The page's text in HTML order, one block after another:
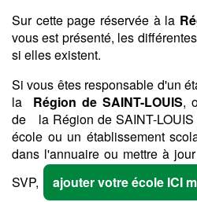
Sur cette page réservée à la
vous est présenté, les
si elles existent.
Si vous êtes responsable d'un
la Région de SAINT-LOUIS,
de la Région de SAINT-LOUIS
école ou un établissement
dans l'annuaire ou mettre à
SVP,
ajouter votre école ICI